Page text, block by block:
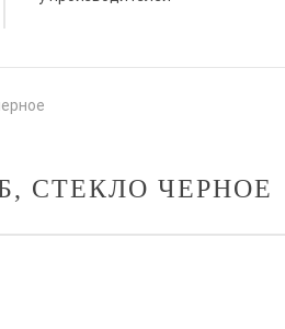
СТЕКЛО ЧЕРНОЕ